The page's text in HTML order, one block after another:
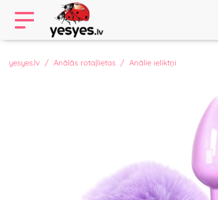
yesyes.lv Anālās rotaļlietas Anālie ieliktņi